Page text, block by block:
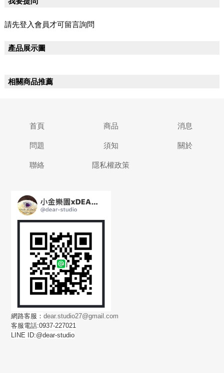
請先登入會員才可留言詢問
產品展示圖
相關商品推薦
首頁 商品 消息
問題 須知 關於
聯絡 隱私權政策
網路客服：dear.studio27@gmail.com
客服電話:0937-227021
LINE ID:@dear-studio